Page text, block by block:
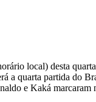
local) desta
a quarta partida do
e Kaká